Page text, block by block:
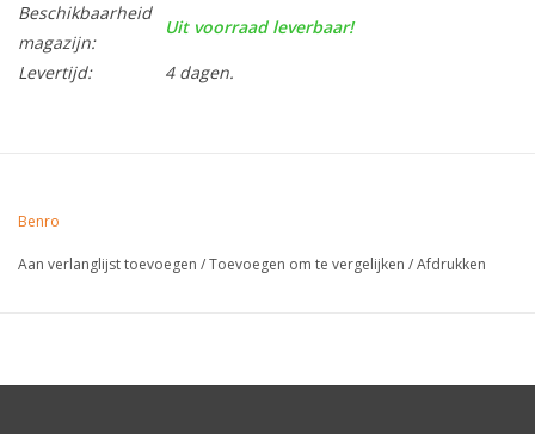
Beschikbaarheid
magazijn:
Uit voorraad leverbaar!
Levertijd:
4 dagen.
Benro
Aan verlanglijst toevoegen /Toevoegen om te vergelijken /Afdrukken